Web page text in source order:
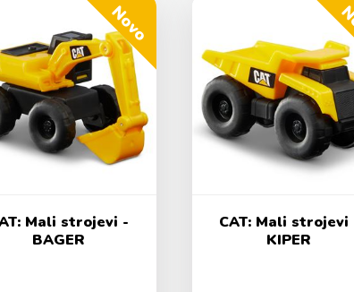
Novo
Mali strojevi -
BAGER
CAT: Mali strojevi
KIPER